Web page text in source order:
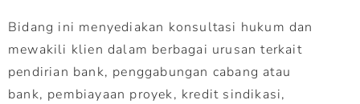
Bidang ini menyediakan konsultasi hukum dan
mewakili klien dalam berbagai urusan terkait
pendirian bank, penggabungan cabang atau
bank, pembiayaan proyek, kredit sindikasi,